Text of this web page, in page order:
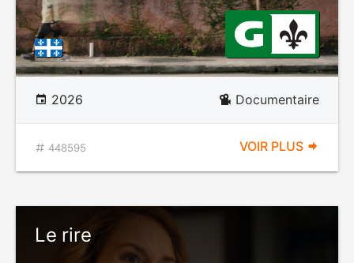
2026 Documentaire
448595 VOIR PLUS
Le rire